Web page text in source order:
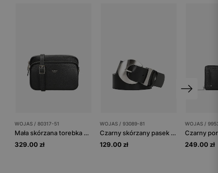
WOJAS / 80317-51
Mała skórzana torebka damska ze złotymi elementami
329.00 zł
WOJAS / 93089-81
Czarny skórzany pasek damski z dużą srebrną klamrą
129.00 zł
WOJAS /
Czarny
249.00 zł